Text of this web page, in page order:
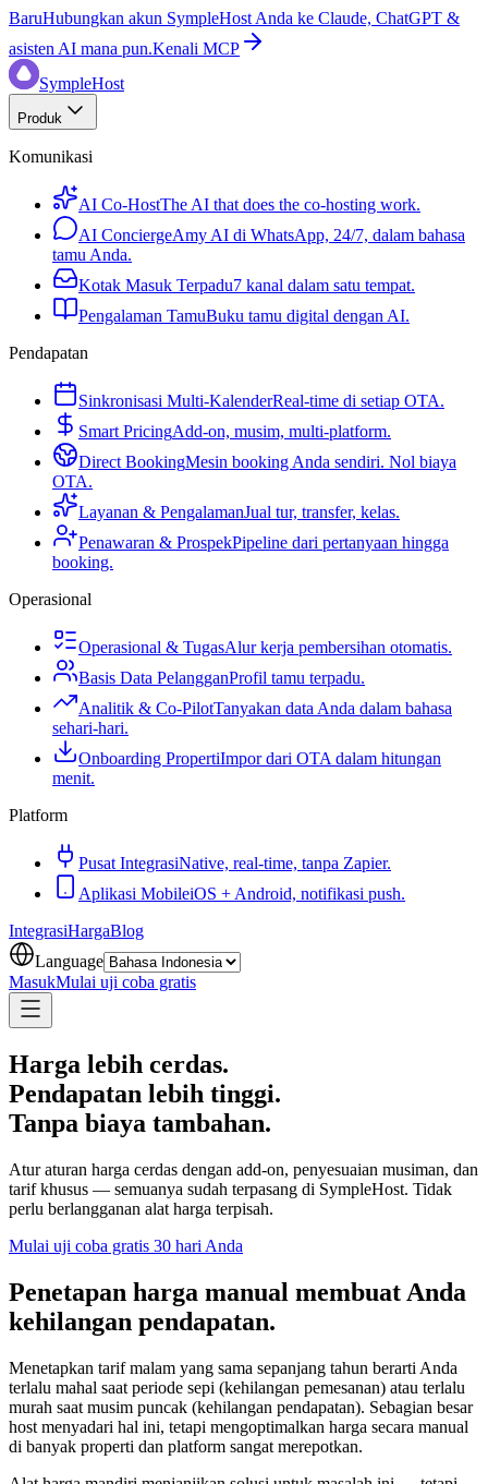
BaruHubungkan akun SympleHost Anda ke Claude, ChatGPT &
asisten AI mana pun.Kenali MCP
SympleHost
Produk
Komunikasi
AI Co-HostThe AI that does the co-hosting work.
AI ConciergeAmy AI di WhatsApp, 24/7, dalam bahasa
tamu Anda.
Kotak Masuk Terpadu7 kanal dalam satu tempat.
Pengalaman TamuBuku tamu digital dengan AI.
Pendapatan
Sinkronisasi Multi-KalenderReal-time di setiap OTA.
Smart PricingAdd-on, musim, multi-platform.
Direct BookingMesin booking Anda sendiri. Nol biaya
OTA.
Layanan & PengalamanJual tur, transfer, kelas.
Penawaran & ProspekPipeline dari pertanyaan hingga
booking.
Operasional
Operasional & TugasAlur kerja pembersihan otomatis.
Basis Data PelangganProfil tamu terpadu.
Analitik & Co-PilotTanyakan data Anda dalam bahasa
sehari-hari.
Onboarding PropertiImpor dari OTA dalam hitungan
menit.
Platform
Pusat IntegrasiNative, real-time, tanpa Zapier.
Aplikasi MobileiOS + Android, notifikasi push.
IntegrasiHargaBlog
Language
MasukMulai uji coba gratis
Harga lebih cerdas.
Pendapatan lebih tinggi.
Tanpa biaya tambahan.
Atur aturan harga cerdas dengan add-on, penyesuaian musiman, dan
tarif khusus — semuanya sudah terpasang di SympleHost. Tidak
perlu berlangganan alat harga terpisah.
Mulai uji coba gratis 30 hari Anda
Penetapan harga manual membuat Anda
kehilangan pendapatan.
Menetapkan tarif malam yang sama sepanjang tahun berarti Anda
terlalu mahal saat periode sepi (kehilangan pemesanan) atau terlalu
murah saat musim puncak (kehilangan pendapatan). Sebagian besar
host menyadari hal ini, tetapi mengoptimalkan harga secara manual
di banyak properti dan platform sangat merepotkan.